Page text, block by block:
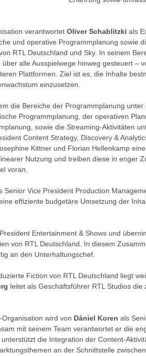
verantwortetOliver Schablitzki als
und operative Programmplanung sowie
RTL Deutschland und Sky. In seinem
alle Ausspielwege hinweg gesteuert –
Plattformen. Ziel ist es, die Inhalte
einzusetzen.
die Bereiche der Programmplanung unter
Programmplanung, der operativen
sowie die Streaming-Aktivitäten
Content Strategy, Discovery &
Kittner und Florian Hellenkamp
Nutzung und treiben diese in enger
voran.
Senior Vice President Production
effiziente budgetäre Umsetzung der
Entertainment & Shows und
von RTL Deutschland. In diesem
an den Unterhaltungschef.
Fiction von RTL Deutschland liegt
leitet als Geschäftsführer RTL Studios
wird von Dániel Koren als
mit seinem Team verantwortet er die
die Integration der Content-
an der Schnittstelle